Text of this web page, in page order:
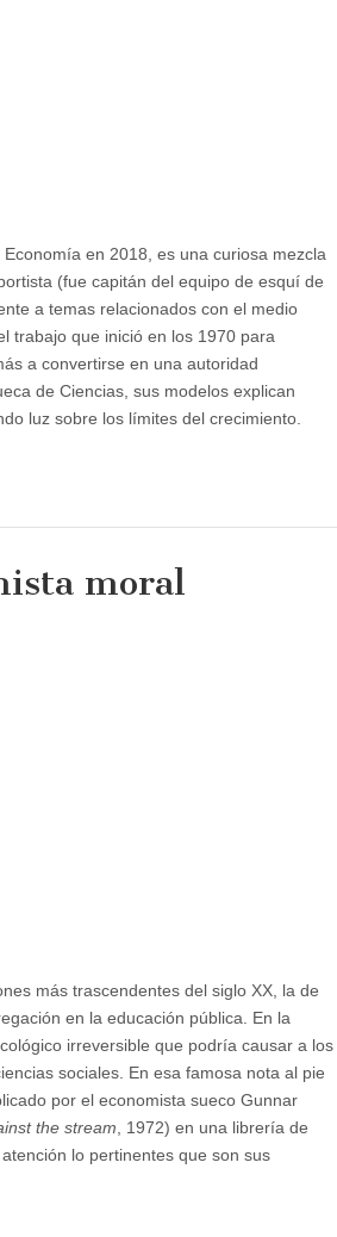
en 2018, es una curiosa mezcla
(fue capitán del equipo de esquí de
a temas relacionados con el medio
trabajo que inició en los 1970 para
a convertirse en una autoridad
de Ciencias, sus modelos explican
luz sobre los límites del crecimiento.
moral
más trascendentes del siglo XX, la de
en la educación pública. En la
irreversible que podría causar a los
sociales. En esa famosa nota al pie
por el economista sueco Gunnar
the stream , 1972) en una librería de
lo pertinentes que son sus